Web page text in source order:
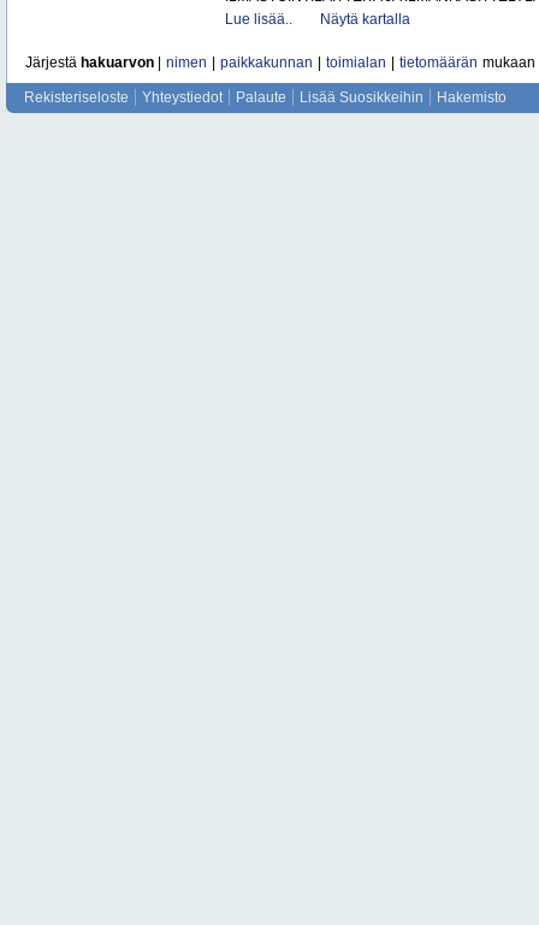
Lue lisää..
Näytä kartalla
Järjestä hakuarvon nimen paikkakunnan toimialan tietomäärän mukaan
Rekisteriseloste Yhteystiedot Palaute Lisää Suosikkeihin Hakemisto